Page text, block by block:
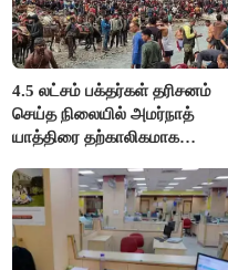
4.5 லட்சம் பக்தர்கள் தரிசனம்
செய்த நிலையில் அமர்நாத்
யாத்திரை தற்காலிகமாக